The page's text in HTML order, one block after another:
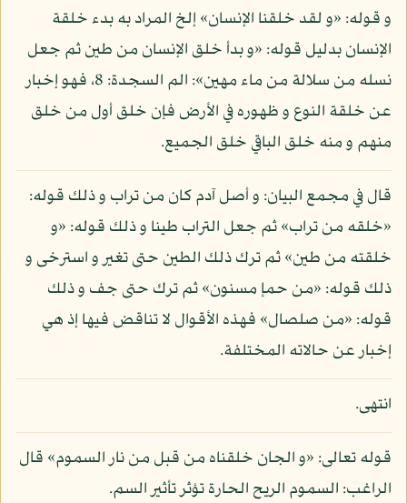
و قوله: «و لقد خلقنا الإنسان» إلخ المراد به بدء خلقة
الإنسان بدليل قوله: «و بدأ خلق الإنسان من طين ثم جعل
نسله من سلالة من ماء مهين»: الم السجدة: 8، فهو إخبار
عن خلقة النوع و ظهوره في الأرض فإن خلق أول من خلق
منهم و منه خلق الباقي خلق الجميع.
قال في مجمع البيان: و أصل آدم كان من تراب و ذلك قوله:
«خلقه من تراب» ثم جعل التراب طينا و ذلك قوله: «و
خلقته من طين» ثم ترك ذلك الطين حتى تغير و استرخى و
ذلك قوله: «من حمإ مسنون» ثم ترك حتى جف و ذلك
قوله: «من صلصال» فهذه الأقوال لا تناقض فيها إذ هي
إخبار عن حالاته المختلفة.
انتهى.
قوله تعالى: «و الجان خلقناه من قبل من نار السموم» قال
الراغب: السموم الريح الحارة تؤثر تأثير السم.